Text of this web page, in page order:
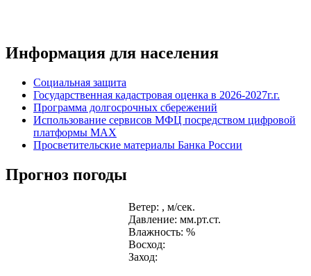
Информация для населения
Социальная защита
Государственная кадастровая оценка в 2026-2027г.г.
Программа долгосрочных сбережений
Использование сервисов МФЦ посредством цифровой
платформы MAX
Просветительские материалы Банка России
Прогноз погоды
Ветер: , м/сек.
Давление: мм.рт.ст.
Влажность: %
Восход:
Заход: